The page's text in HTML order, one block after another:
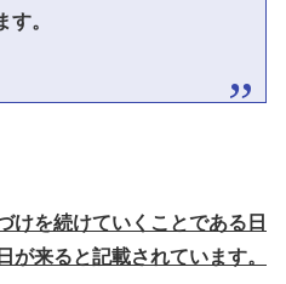
。
けを続けていくことである日
が来ると記載されています。